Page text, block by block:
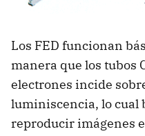
Los FED funcionan
manera que los tubos
electrones incide
luminiscencia, lo cual
reproducir imágenes